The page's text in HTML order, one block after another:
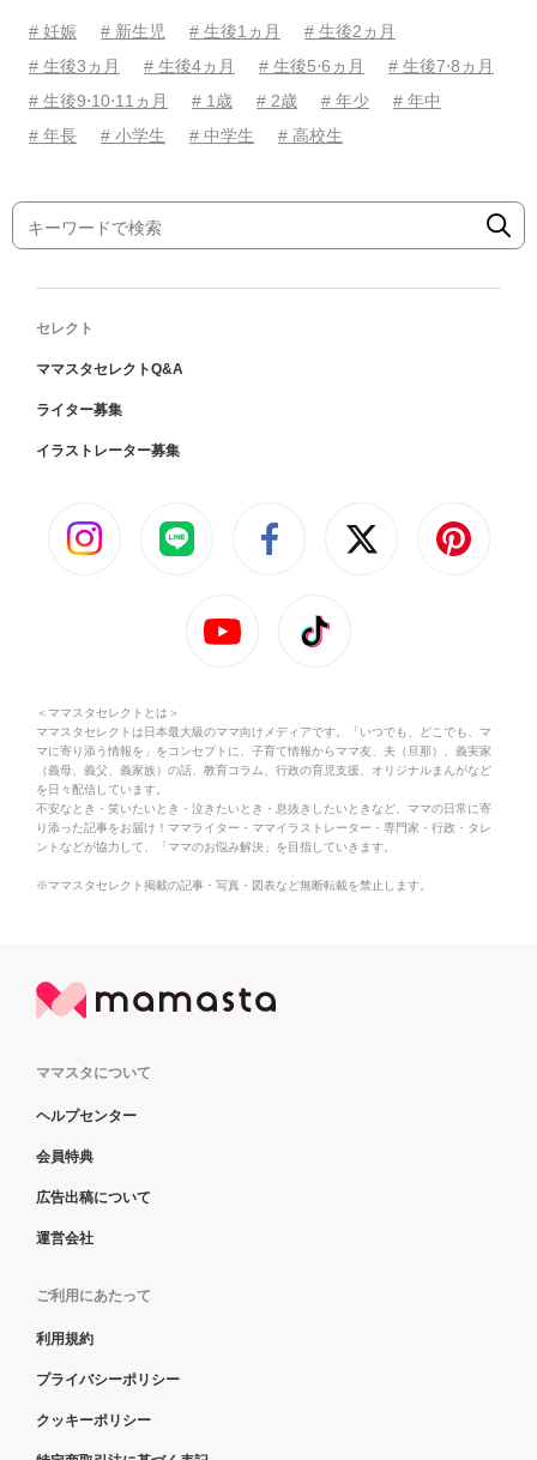
# 妊娠 # 新生児 # 生後1ヵ月
# 生後2ヵ月
# 生後3ヵ月
# 生後4ヵ月 # 生後5⋅6ヵ月
# 生後7⋅8ヵ月
# 生後9⋅10⋅11ヵ月
# 1歳 # 2歳 # 年少
# 年中
# 年長
# 小学生 # 中学生 # 高校生
セレクト
ママスタセレクトQ&A
ライター募集
イラストレーター募集
＜ママスタセレクトとは＞
ママスタセレクトは日本最大級のママ向けメディアです。「いつでも、どこでも、マ
マに寄り添う情報を」をコンセプトに、子育て情報からママ友、夫（旦那）、義実家
（義母、義父、義家族）の話、教育コラム、行政の育児支援、オリジナルまんがなど
を日々配信しています。
不安なとき・笑いたいとき・泣きたいとき・息抜きしたいときなど、ママの日常に寄
り添った記事をお届け！ママライター・ママイラストレーター・専門家・行政・タレ
ントなどが協力して、「ママのお悩み解決」を目指していきます。
※ママスタセレクト掲載の記事・写真・図表など無断転載を禁止します。
ママスタについて
ヘルプセンター
会員特典
広告出稿について
運営会社
ご利用にあたって
利用規約
プライバシーポリシー
クッキーポリシー